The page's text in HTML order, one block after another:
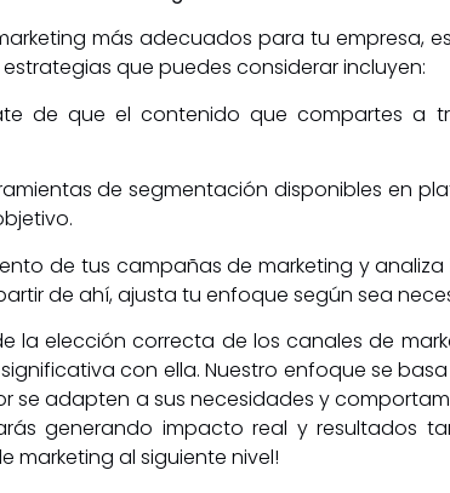
más adecuados para tu empresa,
que puedes considerar incluyen:
de que el contenido que compartes a
de segmentación disponibles en
de tus campañas de marketing y
de ahí, ajusta tu enfoque según sea
la elección correcta de los canales de
con ella. Nuestro enfoque se
se adapten a sus necesidades y
generando impacto real y resultados
marketing al siguiente nivel!